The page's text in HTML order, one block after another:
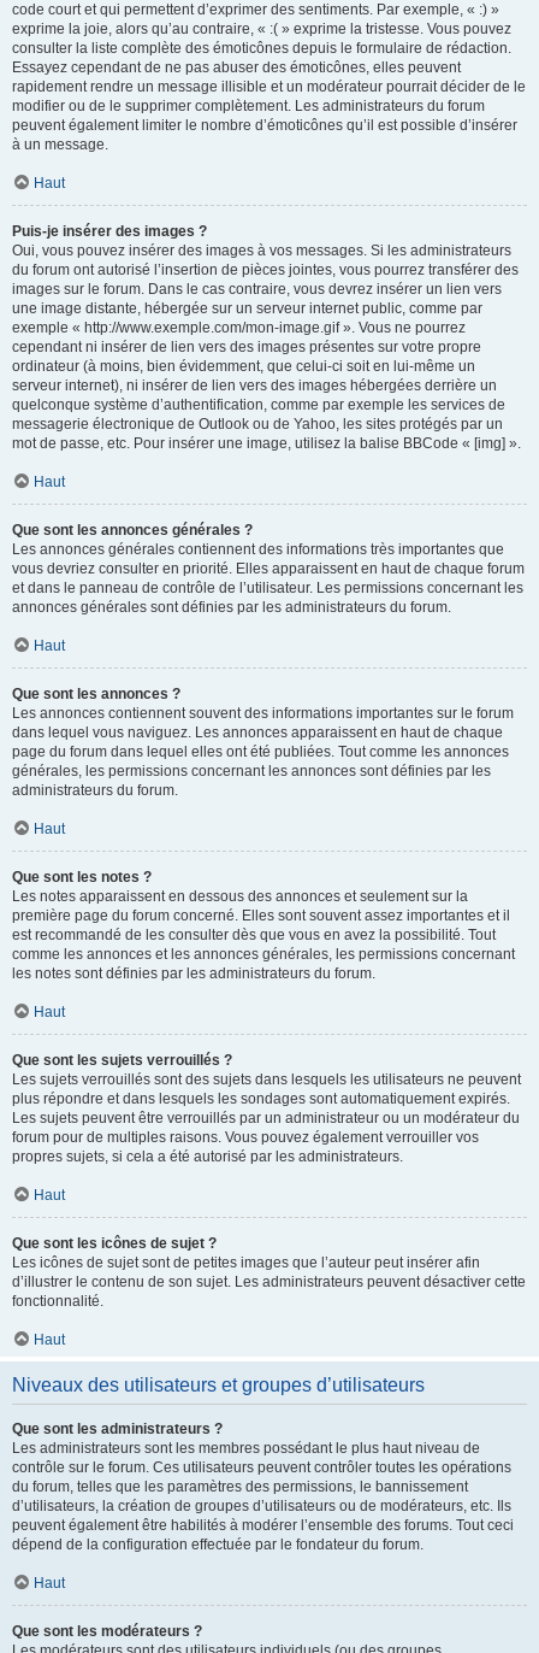
code court et qui permettent d’exprimer des sentiments. Par exemple, « :) »
exprime la joie, alors qu’au contraire, « :( » exprime la tristesse. Vous pouvez
consulter la liste complète des émoticônes depuis le formulaire de rédaction.
Essayez cependant de ne pas abuser des émoticônes, elles peuvent
rapidement rendre un message illisible et un modérateur pourrait décider de le
modifier ou de le supprimer complètement. Les administrateurs du forum
peuvent également limiter le nombre d’émoticônes qu’il est possible d’insérer
à un message.
Haut
Puis-je insérer des images ?
Oui, vous pouvez insérer des images à vos messages. Si les administrateurs
du forum ont autorisé l’insertion de pièces jointes, vous pourrez transférer des
images sur le forum. Dans le cas contraire, vous devrez insérer un lien vers
une image distante, hébergée sur un serveur internet public, comme par
exemple « http://www.exemple.com/mon-image.gif ». Vous ne pourrez
cependant ni insérer de lien vers des images présentes sur votre propre
ordinateur (à moins, bien évidemment, que celui-ci soit en lui-même un
serveur internet), ni insérer de lien vers des images hébergées derrière un
quelconque système d’authentification, comme par exemple les services de
messagerie électronique de Outlook ou de Yahoo, les sites protégés par un
mot de passe, etc. Pour insérer une image, utilisez la balise BBCode « [img] ».
Haut
Que sont les annonces générales ?
Les annonces générales contiennent des informations très importantes que
vous devriez consulter en priorité. Elles apparaissent en haut de chaque forum
et dans le panneau de contrôle de l’utilisateur. Les permissions concernant les
annonces générales sont définies par les administrateurs du forum.
Haut
Que sont les annonces ?
Les annonces contiennent souvent des informations importantes sur le forum
dans lequel vous naviguez. Les annonces apparaissent en haut de chaque
page du forum dans lequel elles ont été publiées. Tout comme les annonces
générales, les permissions concernant les annonces sont définies par les
administrateurs du forum.
Haut
Que sont les notes ?
Les notes apparaissent en dessous des annonces et seulement sur la
première page du forum concerné. Elles sont souvent assez importantes et il
est recommandé de les consulter dès que vous en avez la possibilité. Tout
comme les annonces et les annonces générales, les permissions concernant
les notes sont définies par les administrateurs du forum.
Haut
Que sont les sujets verrouillés ?
Les sujets verrouillés sont des sujets dans lesquels les utilisateurs ne peuvent
plus répondre et dans lesquels les sondages sont automatiquement expirés.
Les sujets peuvent être verrouillés par un administrateur ou un modérateur du
forum pour de multiples raisons. Vous pouvez également verrouiller vos
propres sujets, si cela a été autorisé par les administrateurs.
Haut
Que sont les icônes de sujet ?
Les icônes de sujet sont de petites images que l’auteur peut insérer afin
d’illustrer le contenu de son sujet. Les administrateurs peuvent désactiver cette
fonctionnalité.
Haut
Niveaux des utilisateurs et groupes d’utilisateurs
Que sont les administrateurs ?
Les administrateurs sont les membres possédant le plus haut niveau de
contrôle sur le forum. Ces utilisateurs peuvent contrôler toutes les opérations
du forum, telles que les paramètres des permissions, le bannissement
d’utilisateurs, la création de groupes d’utilisateurs ou de modérateurs, etc. Ils
peuvent également être habilités à modérer l’ensemble des forums. Tout ceci
dépend de la configuration effectuée par le fondateur du forum.
Haut
Que sont les modérateurs ?